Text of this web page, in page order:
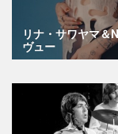
リナ・サワヤマ＆
ヴュー